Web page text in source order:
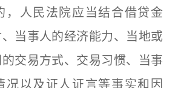
，人民法院应当结合借贷金
当事人的经济能力、当地或
交易方式、交易习惯、当事
况以及证人证言等事实和因